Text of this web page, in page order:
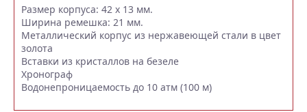
Размер корпуса: 42 x 13 мм.
Ширина ремешка: 21 мм.
Металлический корпус из нержавеющей стали в цвет
золота
Вставки из кристаллов на безеле
Хронограф
Водонепроницаемость до 10 атм (100 м)
Отзывы (0)